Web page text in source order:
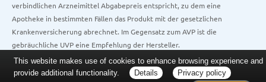
verbindlichen Arzneimittel Abgabepreis entspricht, zu dem eine
Apotheke in bestimmten Fällen das Produkt mit der gesetzlichen
Krankenversicherung abrechnet. Im Gegensatz zum AVP ist die
gebräuchliche UVP eine Empfehlung der Hersteller.
This website makes use of cookies to enhance browsing experience and
provide additional functionality.
Details Privacy policy